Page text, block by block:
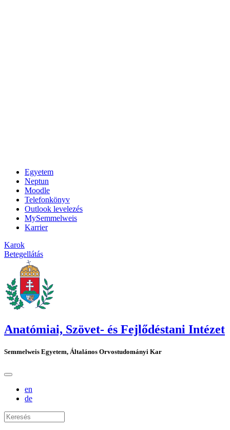
Egyetem
Neptun
Moodle
Telefonkönyv
Outlook levelezés
MySemmelweis
Karrier
Karok
Betegellátás
Anatómiai, Szövet- és Fejlődéstani Intézet
Semmelweis Egyetem, Általános Orvostudományi Kar
en
de